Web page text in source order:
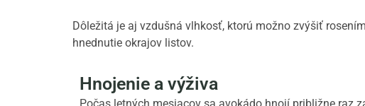
Dôležitá je aj vzdušná vlhkosť, ktorú možno zvýšiť
hnednutie okrajov listov.
Hnojenie a výživa